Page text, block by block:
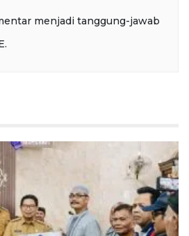
menjadi tanggung-jawab